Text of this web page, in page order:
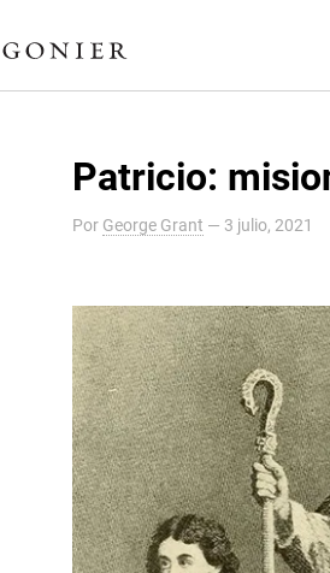
Patricio:
Por George Grant — 3 julio, 2021